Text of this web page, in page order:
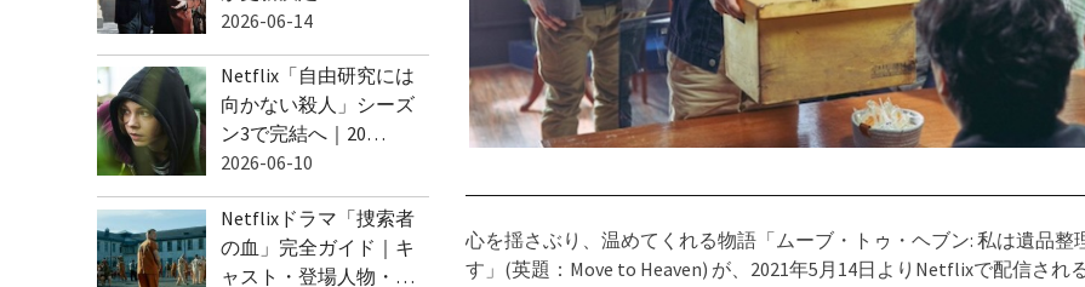
心を揺さぶり、温めてくれる物語「ムーブ・トゥ・ヘブン: 私は遺品整
す」(英題：Move to Heaven) が、2021年5月14日よりNetflixで配信される
2026-06-14
Netflix「自由研究には
向かない殺人」シーズ
ン3で完結へ｜20…
2026-06-10
Netflixドラマ「捜索者
の血」完全ガイド｜キ
ャスト・登場人物・…